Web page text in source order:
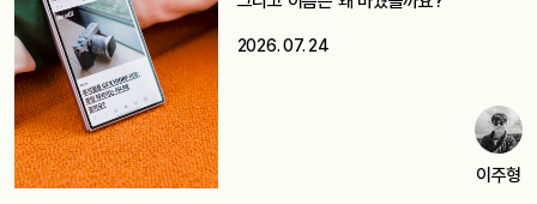
2026. 07. 24
이주형